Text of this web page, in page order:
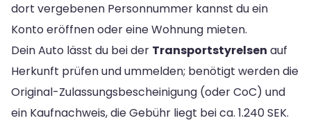
dort vergebenen Personnummer kannst du ein
Konto eröffnen oder eine Wohnung mieten.
Dein Auto lässt du bei der Transportstyrelsen auf
Herkunft prüfen und ummelden; benötigt werden die
Original-Zulassungsbescheinigung (oder CoC) und
ein Kaufnachweis, die Gebühr liegt bei ca. 1.240 SEK.